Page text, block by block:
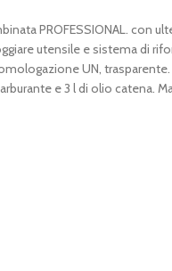
46,00.
PROFESSIONAL. con
utensile e sistema di
UN,
e 3 l di olio catena.